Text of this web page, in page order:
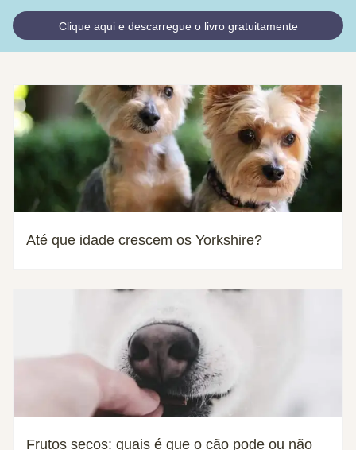
Clique aqui e descarregue o livro gratuitamente
Até que idade crescem os Yorkshire?
Frutos secos: quais é que o cão pode ou não